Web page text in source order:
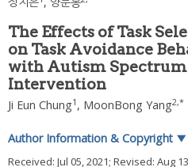
The Effects of Task
on Task Avoidance
with Autism
Intervention
Ji Eun Chung1 , MoonBong Yang2,*
Author Information & Copyright ▼
Received: Jul 05, 2021; Revised: Aug